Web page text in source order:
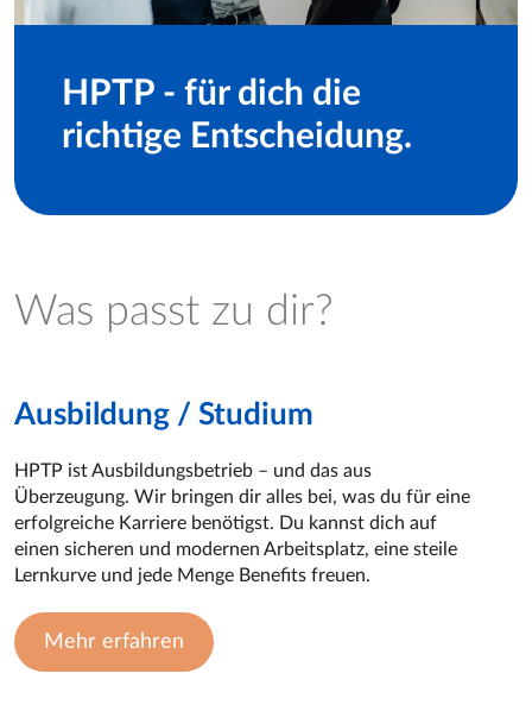
HPTP - für dich die
richtige Entscheidung.
Was passt zu dir?
Ausbildung / Studium
HPTP ist Ausbildungsbetrieb – und das aus
Überzeugung. Wir bringen dir alles bei, was du für eine
erfolgreiche Karriere benötigst. Du kannst dich auf
einen sicheren und modernen Arbeitsplatz, eine steile
Lernkurve und jede Menge Benefits freuen.
Mehr erfahren